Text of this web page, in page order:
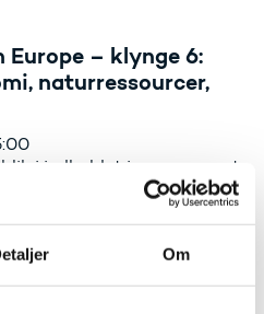
Om
Europe – klynge 6:
naturressourcer,
i indholdet i programmet
landbrug og
du høre om tankerne bag det
partnerskaber, så deltag i